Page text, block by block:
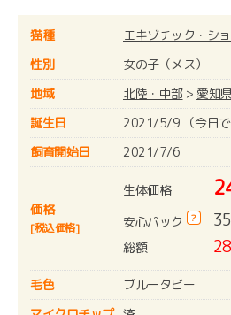
猫種
エキゾチック・シ
性別
女の子（メス）
地域
北陸・中部> 愛知県
誕生日
2021/5/9 （今日で
飼育開始日
2021/7/6
価格
[税込価格]
生体価格
安心パック
?
総額
毛色
ブルータビー